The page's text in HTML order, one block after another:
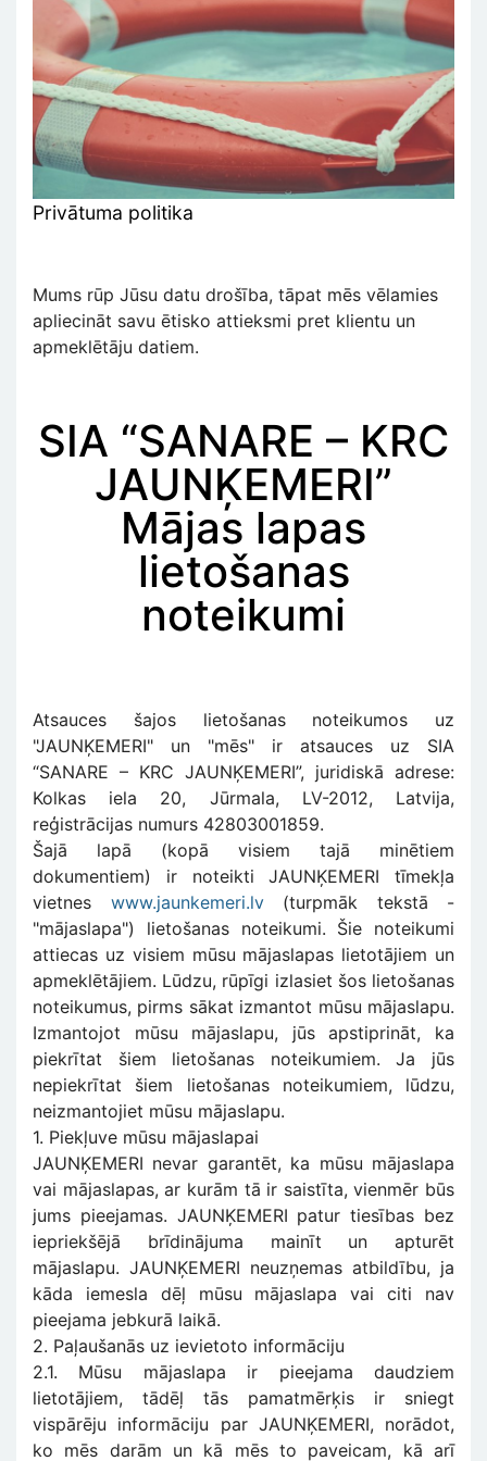
Privātuma politika
Mums rūp Jūsu datu drošība, tāpat mēs vēlamies
apliecināt savu ētisko attieksmi pret klientu un
apmeklētāju datiem.
SIA “SANARE – KRC
JAUNĶEMERI”
Mājas lapas
lietošanas
noteikumi
Atsauces šajos lietošanas noteikumos uz
"JAUNĶEMERI" un "mēs" ir atsauces uz SIA
“SANARE – KRC JAUNĶEMERI”, juridiskā adrese:
Kolkas iela 20, Jūrmala, LV-2012, Latvija,
reģistrācijas numurs 42803001859.
Šajā lapā (kopā visiem tajā minētiem
dokumentiem) ir noteikti JAUNĶEMERI tīmekļa
vietnes www.jaunkemeri.lv(turpmāk tekstā -
"mājaslapa") lietošanas noteikumi. Šie noteikumi
attiecas uz visiem mūsu mājaslapas lietotājiem un
apmeklētājiem. Lūdzu, rūpīgi izlasiet šos lietošanas
noteikumus, pirms sākat izmantot mūsu mājaslapu.
Izmantojot mūsu mājaslapu, jūs apstiprināt, ka
piekrītat šiem lietošanas noteikumiem. Ja jūs
nepiekrītat šiem lietošanas noteikumiem, lūdzu,
neizmantojiet mūsu mājaslapu.
1. Piekļuve mūsu mājaslapai
JAUNĶEMERI nevar garantēt, ka mūsu mājaslapa
vai mājaslapas, ar kurām tā ir saistīta, vienmēr būs
jums pieejamas. JAUNĶEMERI patur tiesības bez
iepriekšējā brīdinājuma mainīt un apturēt
mājaslapu. JAUNĶEMERI neuzņemas atbildību, ja
kāda iemesla dēļ mūsu mājaslapa vai citi nav
pieejama jebkurā laikā.
2. Paļaušanās uz ievietoto informāciju
2.1. Mūsu mājaslapa ir pieejama daudziem
lietotājiem, tādēļ tās pamatmērķis ir sniegt
vispārēju informāciju par JAUNĶEMERI, norādot,
ko mēs darām un kā mēs to paveicam, kā arī